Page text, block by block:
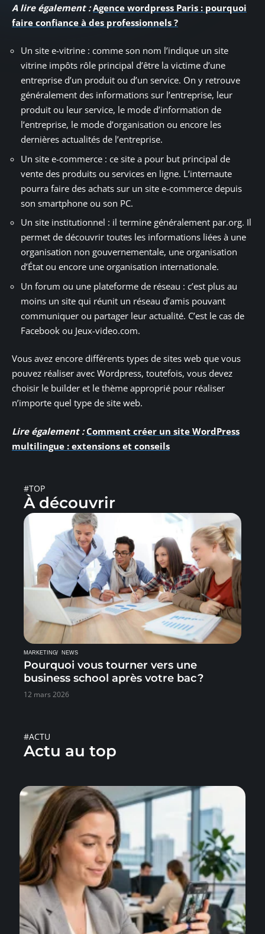
A lire également : Agence wordpress Paris : pourquoi
faire confiance à des professionnels ?
Un site e-vitrine : comme son nom l’indique un site
vitrine impôts rôle principal d’être la victime d’une
entreprise d’un produit ou d’un service. On y retrouve
généralement des informations sur l’entreprise, leur
produit ou leur service, le mode d’information de
l’entreprise, le mode d’organisation ou encore les
dernières actualités de l’entreprise.
Un site e-commerce : ce site a pour but principal de
vente des produits ou services en ligne. L’internaute
pourra faire des achats sur un site e-commerce depuis
son smartphone ou son PC.
Un site institutionnel : il termine généralement par.org. Il
permet de découvrir toutes les informations liées à une
organisation non gouvernementale, une organisation
d’État ou encore une organisation internationale.
Un forum ou une plateforme de réseau : c’est plus au
moins un site qui réunit un réseau d’amis pouvant
communiquer ou partager leur actualité. C’est le cas de
Facebook ou Jeux-video.com.
Vous avez encore différents types de sites web que vous
pouvez réaliser avec Wordpress, toutefois, vous devez
choisir le builder et le thème approprié pour réaliser
n’importe quel type de site web.
Lire également : Comment créer un site WordPress
multilingue : extensions et conseils
#TOP
À découvrir
MARKETING NEWS
Pourquoi vous tourner vers une
business school après votre bac ?
12 mars 2026
#ACTU
Actu au top